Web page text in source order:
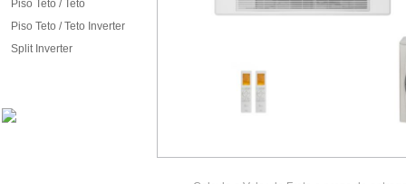
Piso Teto / Teto
Piso Teto / Teto Inverter
Split Inverter